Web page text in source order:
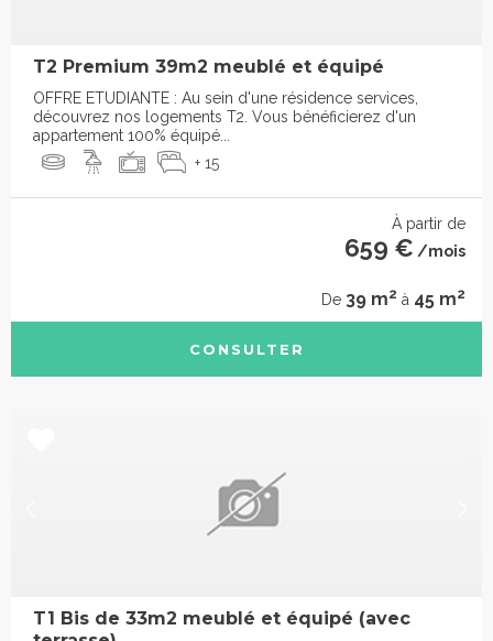
T2 Premium 39m2 meublé et équipé
OFFRE ETUDIANTE : Au sein d'une résidence services,
découvrez nos logements T2. Vous bénéficierez d'un
appartement 100% équipé...
+ 15
À partir de
659 € /mois
De 39 m2 à 45 m2
CONSULTER
T1 Bis de 33m2 meublé et équipé (avec